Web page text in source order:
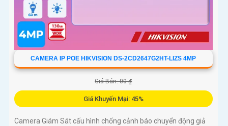
CAMERA IP POE HIKVISION DS-2CD2647G2HT-LIZS 4MP
Giá Bán: 00 ₫
Giá Khuyến Mại: 45%
Camera Giám Sát cấu hình chống cảnh báo chuyển động giả